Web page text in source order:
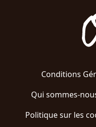
Conditions
Qui sommes-
Politique sur les